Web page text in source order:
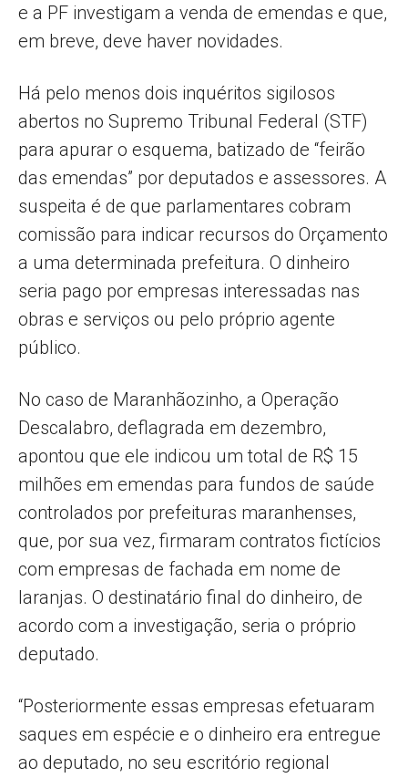
e a PF investigam a venda de emendas e que,
em breve, deve haver novidades.
Há pelo menos dois inquéritos sigilosos
abertos no Supremo Tribunal Federal (STF)
para apurar o esquema, batizado de “feirão
das emendas” por deputados e assessores. A
suspeita é de que parlamentares cobram
comissão para indicar recursos do Orçamento
a uma determinada prefeitura. O dinheiro
seria pago por empresas interessadas nas
obras e serviços ou pelo próprio agente
público.
No caso de Maranhãozinho, a Operação
Descalabro, deflagrada em dezembro,
apontou que ele indicou um total de R$ 15
milhões em emendas para fundos de saúde
controlados por prefeituras maranhenses,
que, por sua vez, firmaram contratos fictícios
com empresas de fachada em nome de
laranjas. O destinatário final do dinheiro, de
acordo com a investigação, seria o próprio
deputado.
“Posteriormente essas empresas efetuaram
saques em espécie e o dinheiro era entregue
ao deputado, no seu escritório regional